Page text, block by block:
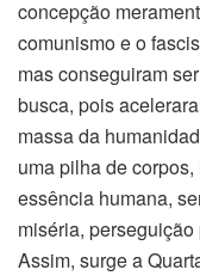
concepção
comunismo e o
mas conseguiram
busca, pois
massa da
uma pilha de
essência humana,
miséria,
Assim, surge a